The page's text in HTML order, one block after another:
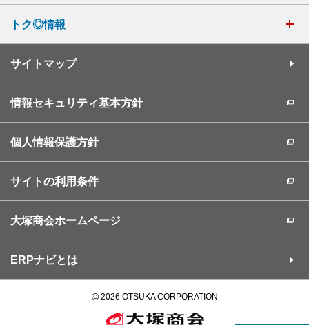
トク◎情報
サイトマップ
情報セキュリティ基本方針
個人情報保護方針
サイトの利用条件
大塚商会ホームページ
ERPナビとは
©2026 OTSUKA CORPORATION